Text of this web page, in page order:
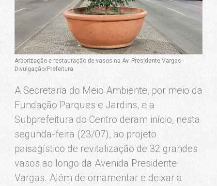
Arborização e restauração de vasos na Av. Presidente Vargas -
Divulgação/Prefeitura
A Secretaria do Meio Ambiente, por meio da
Fundação Parques e Jardins, e a
Subprefeitura do Centro deram início, nesta
segunda-feira (23/07), ao projeto
paisagístico de revitalização de 32 grandes
vasos ao longo da Avenida Presidente
Vargas. Além de ornamentar e deixar a